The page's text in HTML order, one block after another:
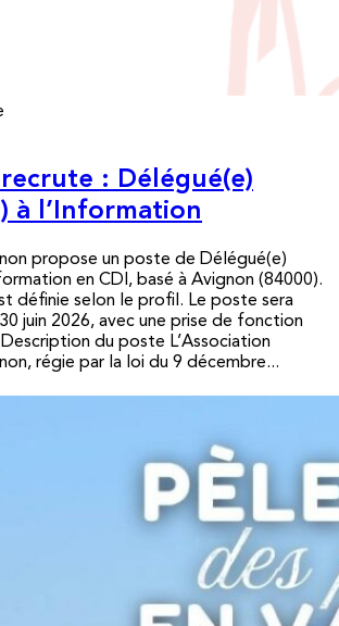
: Délégué(e)
à l’Information
propose un poste de Délégué(e)
en CDI, basé à Avignon (84000).
définie selon le profil. Le poste sera
juin 2026, avec une prise de fonction
du poste L’Association
régie par la loi du 9 décembre...